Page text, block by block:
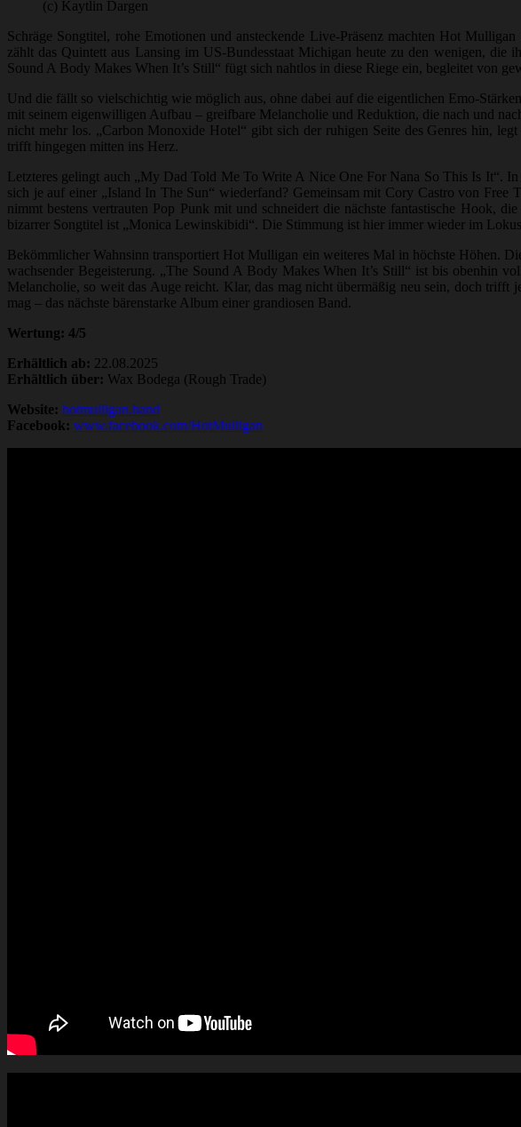
(c) Kaytlin Dargen
Schräge Songtitel, rohe Emotionen und ansteckende Live-Präsenz machten Hot
zählt das Quintett aus Lansing im US-Bundesstaat Michigan heute zu den wenigen,
Sound A Body Makes When It’s Still“ fügt sich nahtlos in diese Riege ein, begleitet von
Und die fällt so vielschichtig wie möglich aus, ohne dabei auf die eigentlichen Emo-
mit seinem eigenwilligen Aufbau – greifbare Melancholie und Reduktion, die nach und
nicht mehr los. „Carbon Monoxide Hotel“ gibt sich der ruhigen Seite des Genres hin,
trifft hingegen mitten ins Herz.
Letzteres gelingt auch „My Dad Told Me To Write A Nice One For Nana So This Is It“.
sich je auf einer „Island In The Sun“ wiederfand? Gemeinsam mit Cory Castro von
nimmt bestens vertrauten Pop Punk mit und schneidert die nächste fantastische Hook,
bizarrer Songtitel ist „Monica Lewinskibidi“. Die Stimmung ist hier immer wieder im
Bekömmlicher Wahnsinn transportiert Hot Mulligan ein weiteres Mal in höchste Höhen.
wachsender Begeisterung. „The Sound A Body Makes When It’s Still“ ist bis obenhin
Melancholie, so weit das Auge reicht. Klar, das mag nicht übermäßig neu sein, doch
mag – das nächste bärenstarke Album einer grandiosen Band.
Wertung: 4/5
Erhältlich ab: 22.08.2025
Erhältlich über: Wax Bodega (Rough Trade)
Website: hotmulligan.band
Facebook: www.facebook.com/HotMulligan